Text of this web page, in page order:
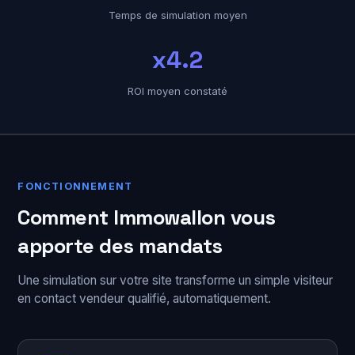
Temps de simulation moyen
x4.2
ROI moyen constaté
FONCTIONNEMENT
Comment Immowallon vous
apporte des mandats
Une simulation sur votre site transforme un simple visiteur
en contact vendeur qualifié, automatiquement.